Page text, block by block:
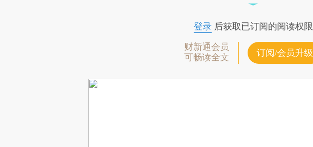
登录后获取已订阅的阅读权限
财新通会员
可畅读全文
订阅/会员升级